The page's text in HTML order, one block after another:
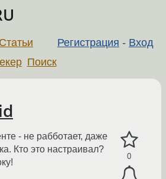
Регистрация - Вход
Статьи
Поиск
0
- не рабботает, даже
Кто это настраивал?